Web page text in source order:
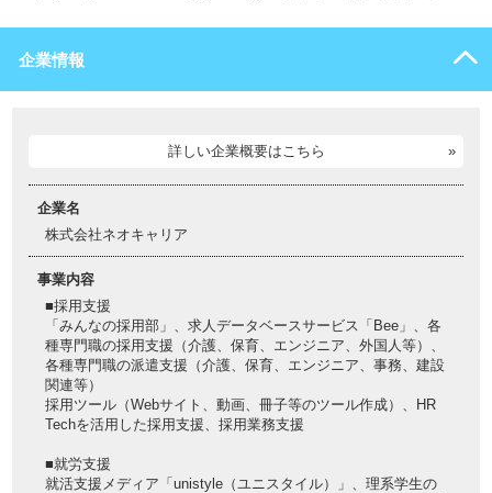
企業情報
詳しい企業概要はこちら
企業名
株式会社ネオキャリア
事業内容
■採用支援
「みんなの採用部」、求人データベースサービス「Bee」、各
種専門職の採用支援（介護、保育、エンジニア、外国人等）、
各種専門職の派遣支援（介護、保育、エンジニア、事務、建設
関連等）
採用ツール（Webサイト、動画、冊子等のツール作成）、HR
Techを活用した採用支援、採用業務支援
■就労支援
就活支援メディア「unistyle（ユニスタイル）」、理系学生の